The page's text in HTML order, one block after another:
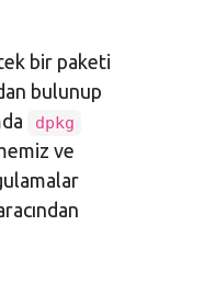
bir paketi
bulunup
dpkg
ve